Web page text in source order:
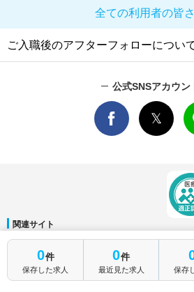
0件
保存した求人
0件
最近見た求人 保存
全ての利用者の皆
ご入職後のアフターフォローについ
公式SNSアカウン
関連サイト
マイナビDOCTOR│マイナビ看護師│マイナビ薬剤師│
運営会社
会社概要│ ご利用規約 個人情報保護方針 サイトマッ